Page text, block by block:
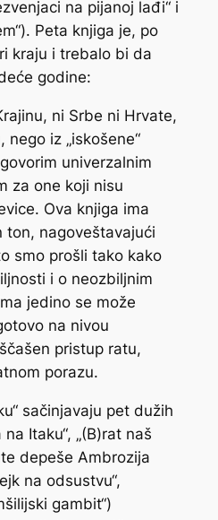
na pijanoj lađi“ i
Peta knjiga je, po
kraju i trebalo bi da
godine:
ni Srbe ni Hrvate,
iz „iskošene“
univerzalnim
za one koji nisu
Ova knjiga ima
ton, nagoveštavajući
smo prošli tako kako
i o neozbiljnim
jedino se može
na nivou
pristup ratu,
porazu.
sačinjavaju pet dužih
Itaku“, „(B)rat naš
depeše Ambrozija
na odsustvu“,
gambit“)